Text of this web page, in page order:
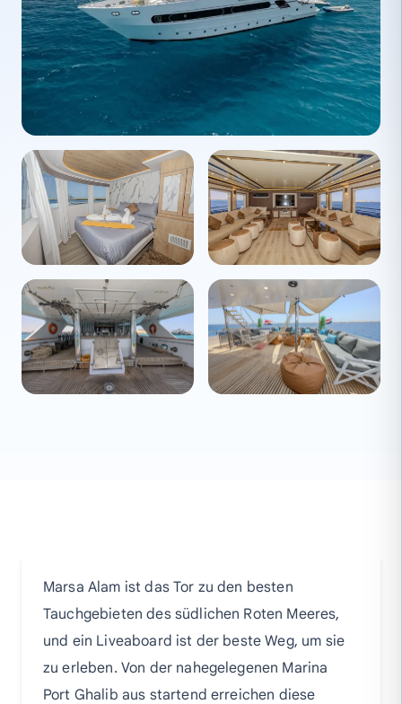
Marsa Alam ist das Tor zu den besten
Tauchgebieten des südlichen Roten Meeres,
und ein Liveaboard ist der beste Weg, um sie
zu erleben. Von der nahegelegenen Marina
Port Ghalib aus startend erreichen diese